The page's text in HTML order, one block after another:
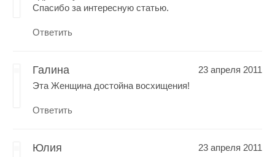
Спасибо за интересную статью.
Ответить
Галина
23 апреля 2011
Эта Женщина достойна восхищения!
Ответить
Юлия
23 апреля 2011